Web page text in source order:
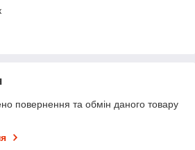
повернення та обмін даного товару